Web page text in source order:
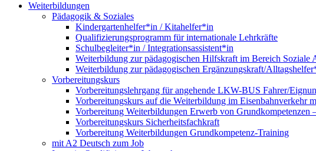
Weiterbildungen
Pädagogik & Soziales
Kindergartenhelfer*in / Kitahelfer*in
Qualifizierungsprogramm für internationale Lehrkräfte
Schulbegleiter*in / Integrationsassistent*in
Weiterbildung zur pädagogischen Hilfskraft im Bereich Soziale
Weiterbildung zur pädagogischen Ergänzungskraft/
Vorbereitungskurs
Vorbereitungslehrgang für angehende LKW-BUS Fahrer/
Vorbereitungskurs auf die Weiterbildung im Eisenbahnverkehr
Vorbereitung Weiterbildungen Erwerb von Grundkompetenzen
Vorbereitungskurs Sicherheitsfachkraft
Vorbereitung Weiterbildungen Grundkompetenz-Training
mit A2 Deutsch zum Job